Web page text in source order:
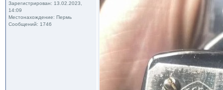
Зарегистрирован: 13.02.2023,
14:09
Местонахождение: Пермь
Сообщений: 1746